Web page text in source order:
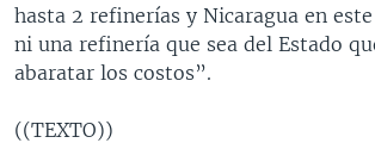
hasta 2 refinerías y Nicaragua en
ni una refinería que sea del Estado
abaratar los costos”.
((TEXTO))